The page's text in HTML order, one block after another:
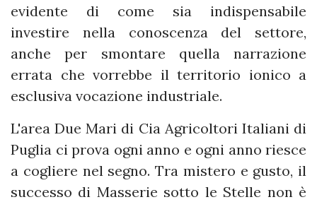
evidente di come sia indispensabile
investire nella conoscenza del settore,
anche per smontare quella narrazione
errata che vorrebbe il territorio ionico a
esclusiva vocazione industriale.
L'area Due Mari di Cia Agricoltori Italiani di
Puglia ci prova ogni anno e ogni anno riesce
a cogliere nel segno. Tra mistero e gusto, il
successo di Masserie sotto le Stelle non è